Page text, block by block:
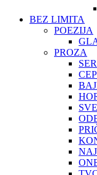
BEZ LIMITA
POEZIJA
PROZA